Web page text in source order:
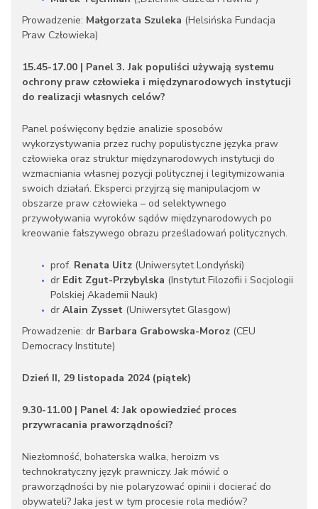
Prowadzenie: Małgorzata Szuleka (Helsińska Fundacja
Praw Człowieka)
15.45-17.00 | Panel 3. Jak populiści używają systemu
ochrony praw człowieka i międzynarodowych instytucji
do realizacji własnych celów?
Panel poświęcony będzie analizie sposobów
wykorzystywania przez ruchy populistyczne języka praw
człowieka oraz struktur międzynarodowych instytucji do
wzmacniania własnej pozycji politycznej i legitymizowania
swoich działań. Eksperci przyjrzą się manipulacjom w
obszarze praw człowieka – od selektywnego
przywoływania wyroków sądów międzynarodowych po
kreowanie fałszywego obrazu prześladowań politycznych.
prof. Renata Uitz (Uniwersytet Londyński)
dr Edit Zgut-Przybylska (Instytut Filozofii i Socjologii
Polskiej Akademii Nauk)
dr Alain Zysset (Uniwersytet Glasgow)
Prowadzenie: dr Barbara Grabowska-Moroz (CEU
Democracy Institute)
Dzień II, 29 listopada 2024 (piątek)
9.30-11.00 | Panel 4: Jak opowiedzieć proces
przywracania praworządności?
Niezłomność, bohaterska walka, heroizm vs
technokratyczny język prawniczy. Jak mówić o
praworządności by nie polaryzować opinii i docierać do
obywateli? Jaka jest w tym procesie rola mediów?